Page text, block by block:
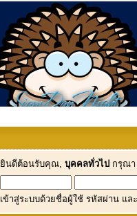
ยินดีต้อนรับคุณ, บุคคลทั่วไป กรุณา
เข้าสู่ระบบด้วยชื่อผู้ใช้ รหัสผ่าน แล